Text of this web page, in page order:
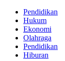
Pendidikan
Hukum
Ekonomi
Olahraga
Pendidikan
Hiburan